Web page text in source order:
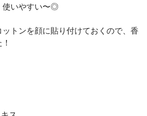
使いやすい〜◎
トンを顔に貼り付けておくので、香